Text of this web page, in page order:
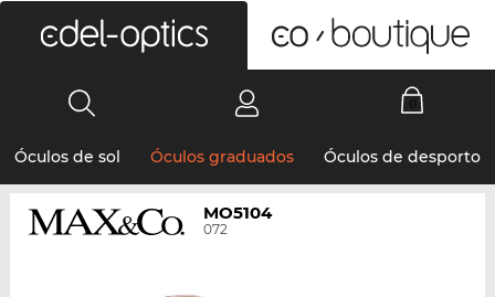
Óculos de sol Óculos graduados Óculos de desporto
MO5104
072